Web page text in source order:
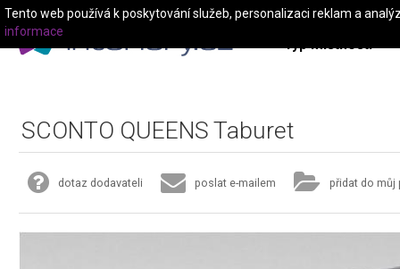
Typ místnosti
SCONTO QUEENS Taburet
dotaz dodavateli poslat e-mailem přidat do můj
Tento web používá k poskytování služeb, personalizaci reklam a
informace